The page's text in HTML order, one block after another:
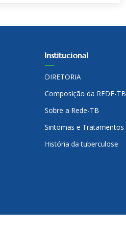
Institucional
DIRETORIA
Composição da REDE-TB
Sobre a Rede-TB
Sintomas e Tratamentos
História da tuberculose